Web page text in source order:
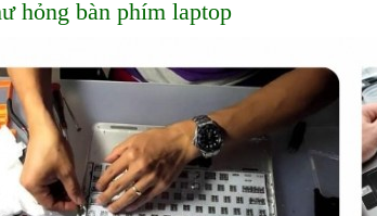
hỏng bàn phím laptop